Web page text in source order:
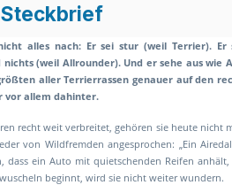
alles nach: Er sei stur (weil Terrier). Er
nichts (weil Allrounder). Und er sehe aus wie
aller Terrierrassen genauer auf den
vor allem dahinter.
recht weit verbreitet, gehören sie heute nicht
von Wildfremden angesprochen: „Ein
dass ein Auto mit quietschenden Reifen
beginnt, wird sie nicht weiter wundern.